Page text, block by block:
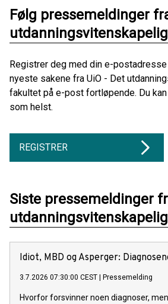
Følg pressemeldinger
Registrer deg med din e-
nyeste sakene fra UiO - Det
fakultet på e-post fortløpende. Du
som helst.
REGISTRER
Siste pressemeldinger
Idiot, MBD og Asperger:
3.7.2026 07:30:00 CEST | Pressemelding
Hvorfor forsvinner noen diagnoser,